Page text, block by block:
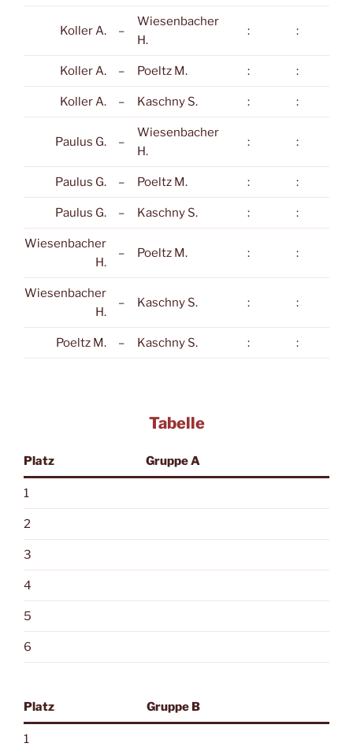
Koller A. –
Wiesenbacher
H.
: :
Koller A. – Poeltz M. : :
Koller A. – Kaschny S. : :
Paulus G. –
Wiesenbacher
H.
: :
Paulus G. – Poeltz M. : :
Paulus G. – Kaschny S. : :
Wiesenbacher
H.
– Poeltz M. : :
Wiesenbacher
H.
– Kaschny S. : :
Poeltz M. – Kaschny S. : :
Tabelle
Platz Gruppe A
1
2
3
4
5
6
Platz Gruppe B
1